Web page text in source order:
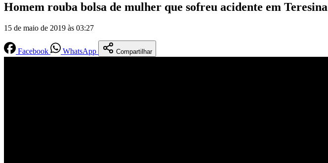
Homem rouba bolsa de mulher que sofreu acidente em Teresina
15 de maio de 2019 às 03:27
Facebook WhatsApp Compartilhar